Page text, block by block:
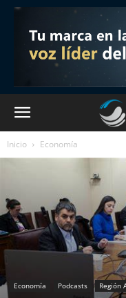
Inicio Economía
Economía Podcasts Región